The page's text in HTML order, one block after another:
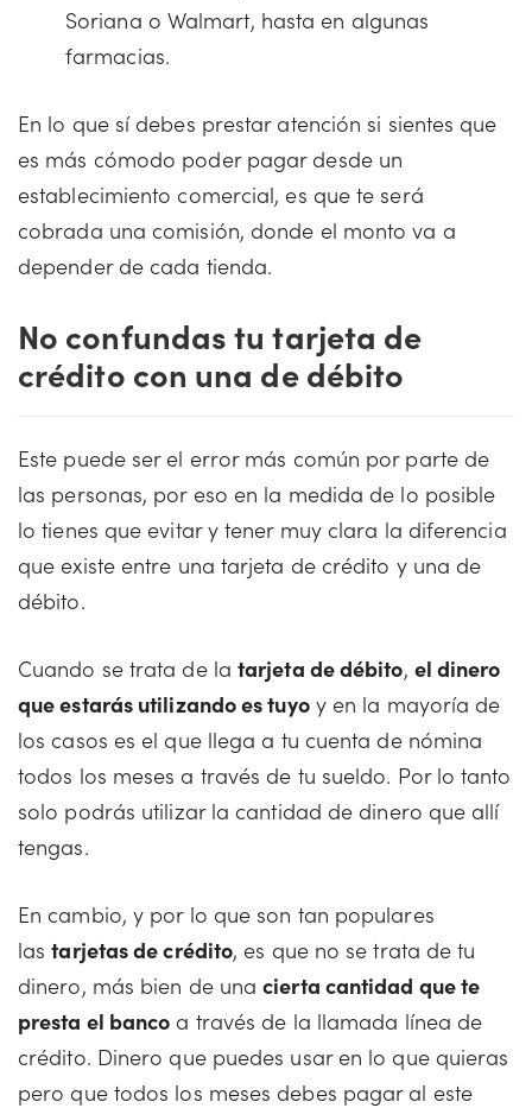
Soriana o Walmart, hasta en algunas
farmacias.
En lo que sí debes prestar atención si sientes que
es más cómodo poder pagar desde un
establecimiento comercial, es que te será
cobrada una comisión, donde el monto va a
depender de cada tienda.
No confundas tu tarjeta de
crédito con una de débito
Este puede ser el error más común por parte de
las personas, por eso en la medida de lo posible
lo tienes que evitar y tener muy clara la diferencia
que existe entre una tarjeta de crédito y una de
débito.
Cuando se trata de la tarjeta de débito, el dinero
que estarás utilizando es tuyoy en la mayoría de
los casos es el que llega a tu cuenta de nómina
todos los meses a través de tu sueldo. Por lo tanto
solo podrás utilizar la cantidad de dinero que allí
tengas.
En cambio, y por lo que son tan populares
lastarjetas de crédito, es que no se trata de tu
dinero, más bien de unacierta cantidad que te
presta el banco a través de la llamada línea de
crédito. Dinero que puedes usar en lo que quieras
pero que todos los meses debes pagar al este